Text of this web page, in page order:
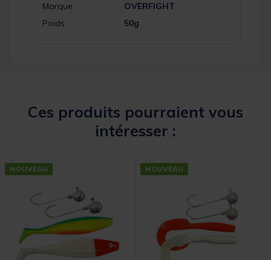
Marque
OVERFIGHT
Poids
50g
Ces produits pourraient vous
intéresser :
NOUVEAU NOUVEAU